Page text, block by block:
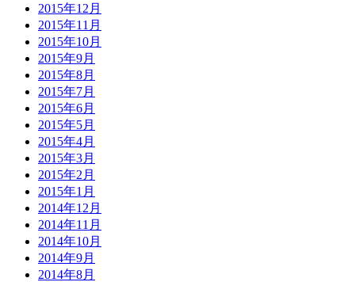
2015年12月
2015年11月
2015年10月
2015年9月
2015年8月
2015年7月
2015年6月
2015年5月
2015年4月
2015年3月
2015年2月
2015年1月
2014年12月
2014年11月
2014年10月
2014年9月
2014年8月